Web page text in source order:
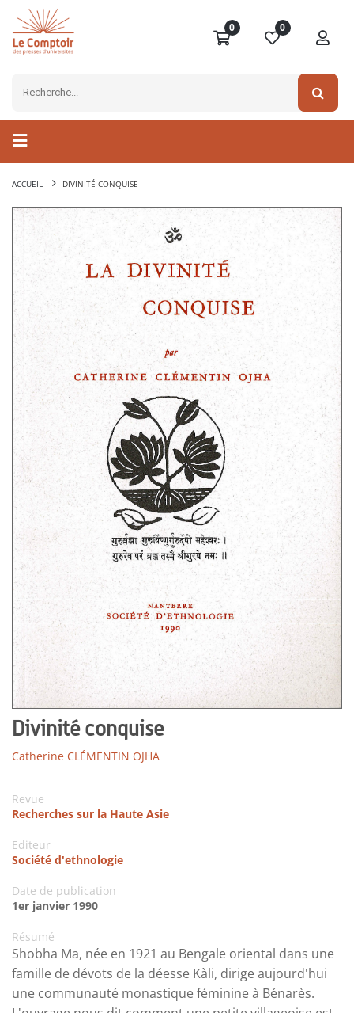
0 0
ACCUEIL DIVINITÉ CONQUISE
Divinité conquise
Catherine CLÉMENTIN OJHA
Revue
Recherches sur la Haute Asie
Editeur
Société d'ethnologie
Date de publication
1er janvier 1990
Résumé
Shobha Ma, née en 1921 au Bengale oriental dans une
famille de dévots de la déesse Kàli, dirige aujourd'hui
une communauté monastique féminine à Bénarès.